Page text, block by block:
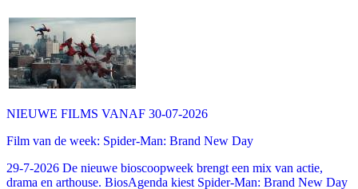
NIEUWE FILMS VANAF 30-07-2026
Film van de week: Spider-Man: Brand New Day
29-7-2026 De nieuwe bioscoopweek brengt een mix van actie,
drama en arthouse. BiosAgenda kiest Spider-Man: Brand New Day